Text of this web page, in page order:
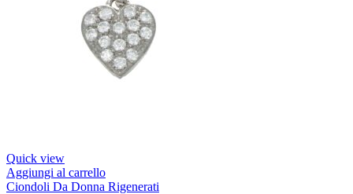
Quick view
Aggiungi al carrello
Ciondoli Da Donna Rigenerati